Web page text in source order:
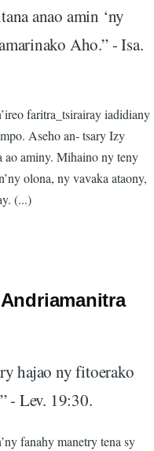
anao amin ‘ny
Aho.” - Isa.
faritra_tsirairay iadidiany
Aseho an- tsary Izy
aminy. Mihaino ny teny
olona, ny vavaka ataony,
(...)
hajao ny fitoerako
- Lev. 19:30.
fanahy manetry tena sy